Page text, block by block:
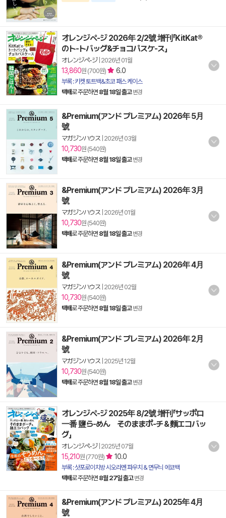
オレンジペ-ジ 2026年 2/2號 增刊「KitKat®
のト-トバッグ&チョコパスケ-ス」
オレンジペ-ジ| 2026년 01월
13,860원 (700원) 6.0
부록 : 키켓 토트백&초코 패스 케이스
택배로 주문하면 8월 18일 출고 변경
&Premium(アンド プレミアム) 2026年 5月
號
マガジンハウス 2026년 03월
10,730원 (540원)
택배로 주문하면 8월 18일 출고 변경
&Premium(アンド プレミアム) 2026年 3月
號
マガジンハウス 2026년 01월
10,730원 (540원)
택배로 주문하면 8월 18일 출고 변경
&Premium(アンド プレミアム) 2026年 4月
號
マガジンハウス 2026년 02월
10,730원 (540원)
택배로 주문하면 8월 18일 출고 변경
&Premium(アンド プレミアム) 2026年 2月
號
マガジンハウス 2025년 12월
10,730원 (540원)
택배로 주문하면 8월 18일 출고 변경
オレンジペ-ジ 2025年 8/2號 增刊「サッポロ
一番 鹽ら-めん そのままポ-チ＆麵エコバッ
グ」
オレンジペ-ジ| 2025년 07월
15,210원 (770원) 10.0
부록 : 삿포로이치방 시오라멘 파우치 & 면무늬 에코백
택배로 주문하면 8월 27일 출고 변경
&Premium(アンド プレミアム) 2025年 4月
號